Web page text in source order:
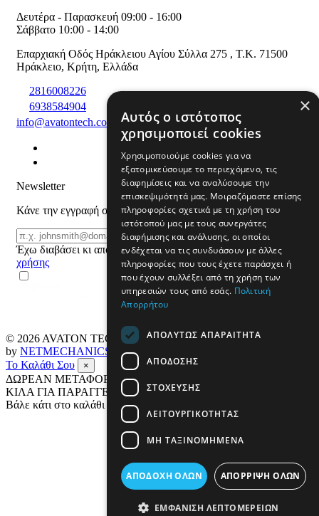
Δευτέρα - Παρασκευή 09:00 - 16:00
Σάββατο 10:00 - 14:00
Επαρχιακή Οδός Ηράκλειου Αγίου Σύλλα 275 , T.K. 71500
Ηράκλειο, Κρήτη, Ελλάδα
2816008226
6938584904
info@avatontech.com
Newsletter
Κάνε την εγγραφή σου και μάθε για προϊόντα και προσφορές
Email
ΕΓΓΡΑΦΗ
Έχω διαβάσει κι αποδέχομαι τουςόρους
χρήσης
© 2026 AVATON TECH All rights reserved Designed & developed
by NETMECHANICS
Το Καλάθι Σου
×
ΔΩΡΕΑΝ ΜΕΤΑΦΟΡΙΚΑ ΣΕ ΟΛΗ ΤΗΝ ΕΛΛΑΔΑ ΕΩΣ 4
ΚΙΛΑ ΓΙΑ ΠΑΡΑΓΓΕΛΙΕΣ ΑΝΩ ΤΩΝ 69€
Βάλε κάτι στο καλάθι σου
×
Αυτός ο ιστότοπος
χρησιμοποιεί cookies
Χρησιμοποιούμε cookies για να
εξατομικεύσουμε το περιεχόμενο, τις
διαφημίσεις και να αναλύσουμε την
επισκεψιμότητά μας. Μοιραζόμαστε επίσης
πληροφορίες σχετικά με τη χρήση του
ιστότοπού μας με τους συνεργάτες
διαφήμισης και ανάλυσης, οι οποίοι
ενδέχεται να τις συνδυάσουν με άλλες
πληροφορίες που τους έχετε παράσχει ή
που έχουν συλλέξει από τη χρήση των
υπηρεσιών τους από εσάς. Πολιτική
Απορρήτου
ΑΠΟΛΎΤΩΣ ΑΠΑΡΑΊΤΗΤΑ
ΑΠΌΔΟΣΗΣ
ΣΤΌΧΕΥΣΗΣ
ΛΕΙΤΟΥΡΓΙΚΌΤΗΤΑΣ
ΜΗ ΤΑΞΙΝΟΜΗΜΈΝΑ
ΑΠΟΔΟΧΉ ΌΛΩΝ ΑΠΌΡΡΙΨΗ ΌΛΩΝ
ΕΜΦΆΝΙΣΗ ΛΕΠΤΟΜΕΡΕΙΏΝ